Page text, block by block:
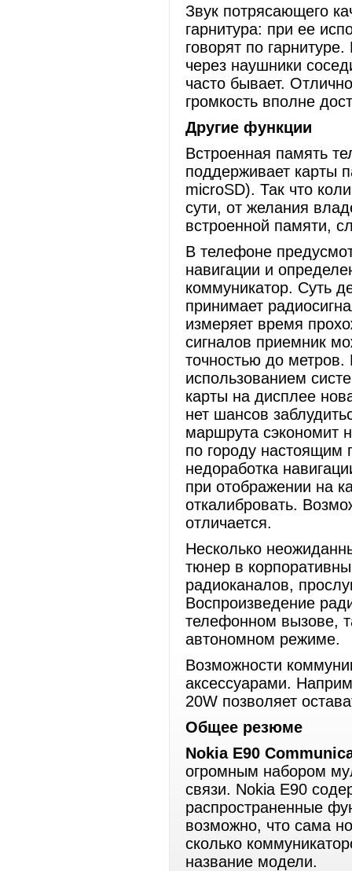
Звук потрясающего
гарнитура: при ее
говорят по
через наушники
часто бывает.
громкость вполне
Другие функции
Встроенная память
поддерживает карты
microSD). Так что
сути, от желания
встроенной памяти,
В телефоне
навигации и
коммуникатор. Суть
принимает
измеряет время
сигналов приемник
точностью до
использованием
карты на дисплее
нет шансов
маршрута сэкономит
по городу настоящим
недоработка
при отображении на
откалибровать.
отличается.
Несколько
тюнер в
радиоканалов,
Воспроизведение
телефонном вызове,
автономном режиме.
Возможности
аксессуарами.
20W позволяет
Общее резюме
Nokia E90
огромным набором
связи. Nokia E90
распространенные
возможно, что сама
сколько
название модели.